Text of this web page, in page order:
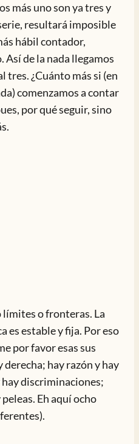
más uno son ya tres y
resultará imposible
hábil contador,
Así de la nada llegamos
tres. ¿Cuánto más si (en
comenzamos a contar
por qué seguir, sino
límites o fronteras. La
es estable y fija. Por eso
por favor esas sus
hay razón y hay
discriminaciones;
Eh aquí ocho